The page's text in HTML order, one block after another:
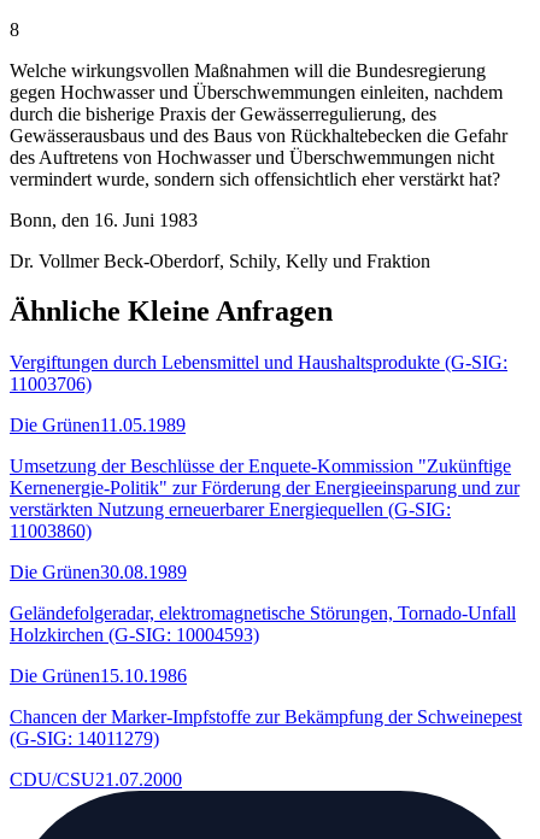
8
Welche wirkungsvollen Maßnahmen will die Bundesregierung
gegen Hochwasser und Überschwemmungen einleiten, nachdem
durch die bisherige Praxis der Gewässerregulierung, des
Gewässerausbaus und des Baus von Rückhaltebecken die Gefahr
des Auftretens von Hochwasser und Überschwemmungen nicht
vermindert wurde, sondern sich offensichtlich eher verstärkt hat?
Bonn, den 16. Juni 1983
Dr. Vollmer Beck-Oberdorf, Schily, Kelly und Fraktion
Ähnliche Kleine Anfragen
Vergiftungen durch Lebensmittel und Haushaltsprodukte (G-SIG:
11003706)
Die Grünen11.05.1989
Umsetzung der Beschlüsse der Enquete-Kommission "Zukünftige
Kernenergie-Politik" zur Förderung der Energieeinsparung und zur
verstärkten Nutzung erneuerbarer Energiequellen (G-SIG:
11003860)
Die Grünen30.08.1989
Geländefolgeradar, elektromagnetische Störungen, Tornado-Unfall
Holzkirchen (G-SIG: 10004593)
Die Grünen15.10.1986
Chancen der Marker-Impfstoffe zur Bekämpfung der Schweinepest
(G-SIG: 14011279)
CDU/CSU21.07.2000